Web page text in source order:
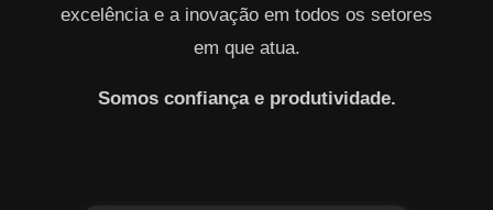
excelência e a inovação em todos os setores
em que atua.
Somos confiança e produtividade.